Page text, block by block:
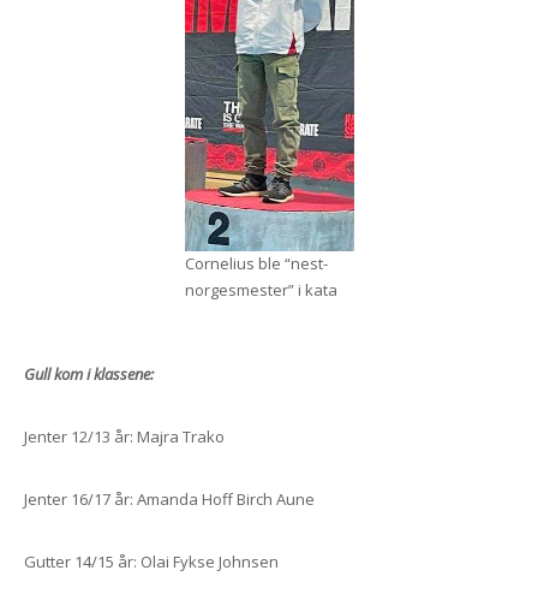
Cornelius ble “nest-
norgesmester” i kata
Gull kom i klassene:
Jenter 12/13 år: Majra Trako
Jenter 16/17 år: Amanda Hoff Birch Aune
Gutter 14/15 år: Olai Fykse Johnsen